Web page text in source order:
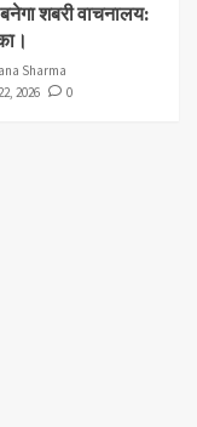
शबरी वाचनालय:
Sharma
2026
0